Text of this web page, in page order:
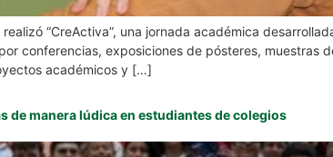
“CreActiva”, una jornada académica
conferencias, exposiciones de pósteres, muestras
académicos y […]
de manera lúdica en estudiantes de colegios